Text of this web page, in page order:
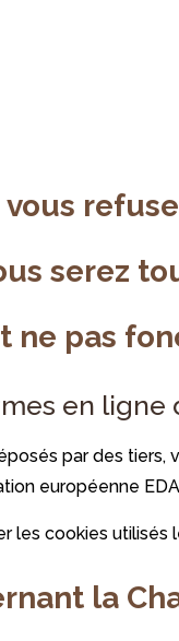
serez
ne pas
en
par des
européenne
les cookies
la